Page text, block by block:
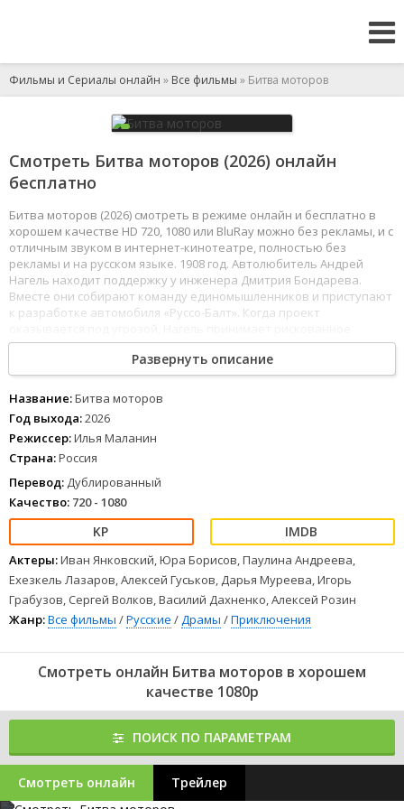
Фильмы и Сериалы онлайн » Все фильмы » Битва моторов
Смотреть Битва моторов (2026) онлайн
бесплатно
Битва моторов (2026) смотреть в режиме онлайн и бесплатно в
хорошем качестве HD 720, 1080 или BluRay можно без рекламы, и с
отличным звуком в интернет-кинотеатре, полностью без
рекламы и на русском языке. 1908 год. Автолюбитель Андрей
Нагель находит поддержку у инженера Дмитрия Бондарева.
Вместе они собирают команду единомышленников и приступают
к разработке автомобиля «Руссо-Балт». Когда проект
решение - доказать жизнеспособность их машины в легендарном
Ралли Монако. Это шаг, который может поставить крест
на проекте «Руссо-Балт».
1 234 5 6 78
Развернуть описание
Название:Битва моторов
Год выхода:2026
Режиссер:Илья Маланин
Страна:Россия
Перевод: Дублированный
Качество: 720 - 1080
Актеры:Иван Янковский, Юра Борисов, Паулина Андреева,
Ехезкель Лазаров, Алексей Гуськов, Дарья Муреева, Игорь
Грабузов, Сергей Волков, Василий Дахненко, Алексей Розин
Жанр:Все фильмы /Русские /Драмы /Приключения
Смотреть онлайн Битва моторов в хорошем
качестве 1080p
ПОИСК ПО ПАРАМЕТРАМ
Смотреть онлайн Трейлер